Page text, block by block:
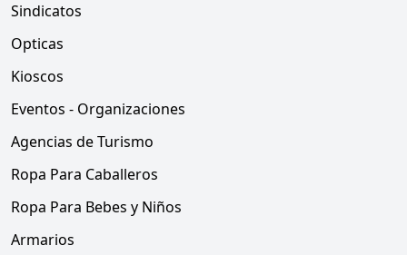
Sindicatos
Opticas
Kioscos
Eventos - Organizaciones
Agencias de Turismo
Ropa Para Caballeros
Ropa Para Bebes y Niños
Armarios